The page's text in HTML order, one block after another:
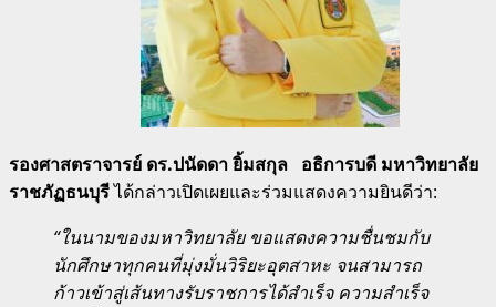
รองศาสตราจารย์ ดร.ปนัดดา ยิ้มสกุล อธิการบดี มหาวิทยาลัย
ราชภัฏธนบุรีได้กล่าวเปิดเผยและร่วมแสดงความยินดีว่า:
“ในนามของมหาวิทยาลัย ขอแสดงความชื่นชมกับ
นักศึกษาทุกคนที่มุ่งมั่นวิริยะอุตสาหะ จนสามารถ
ก้าวเข้าสู่เส้นทางรับราชการได้สำเร็จ ความสำเร็จ